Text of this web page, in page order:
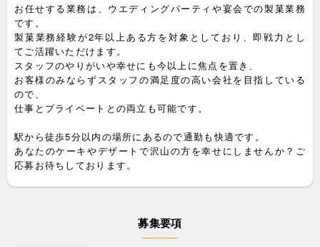
お任せする業務は、ウエディングパーティや宴会での製菓業務
です。
製菓業務経験が2年以上ある方を対象としており、即戦力とし
てご活躍いただけます。
スタッフのやりがいや幸せにも今以上に焦点を置き、
お客様のみならずスタッフの満足度の高い会社を目指している
ので、
仕事とプライベートとの両立も可能です。
駅から徒歩5分以内の場所にあるので通勤も快適です。
あなたのケーキやデザートで沢山の方を幸せにしませんか？ご
応募お待ちしております。
募集要項